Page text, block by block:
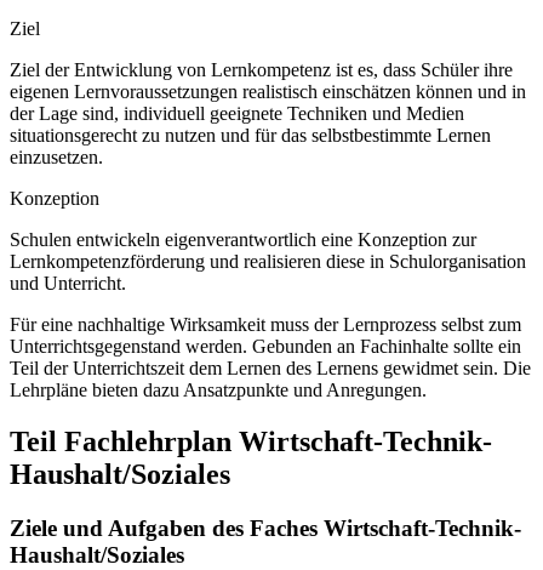
Ziel
Ziel der Entwicklung von Lernkompetenz ist es, dass Schüler ihre
eigenen Lernvoraussetzungen realistisch einschätzen können und in
der Lage sind, individuell geeignete Techniken und Medien
situationsgerecht zu nutzen und für das selbstbestimmte Lernen
einzusetzen.
Konzeption
Schulen entwickeln eigenverantwortlich eine Konzeption zur
Lernkompetenzförderung und realisieren diese in Schulorganisation
und Unterricht.
Für eine nachhaltige Wirksamkeit muss der Lernprozess selbst zum
Unterrichtsgegenstand werden. Gebunden an Fachinhalte sollte ein
Teil der Unterrichtszeit dem Lernen des Lernens gewidmet sein. Die
Lehrpläne bieten dazu Ansatzpunkte und Anregungen.
Teil Fachlehrplan Wirtschaft-Technik-
Haushalt/Soziales
Ziele und Aufgaben des Faches Wirtschaft-Technik-
Haushalt/Soziales